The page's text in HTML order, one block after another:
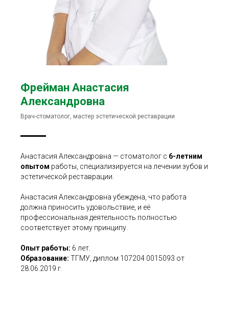
Фрейман Анастасия
Александровна
Врач-стоматолог, мастер эстетической реставрации
Анастасия Александровна — стоматолог с 6-летним
опытом работы, специализируется на лечении зубов и
эстетической реставрации.
Анастасия Александровна убеждена, что работа
должна приносить удовольствие, и её
профессиональная деятельность полностью
соответствует этому принципу.
Опыт работы: 6 лет.
Образование: ТГМУ, диплом 107204 0015093 от
28.06.2019 г.